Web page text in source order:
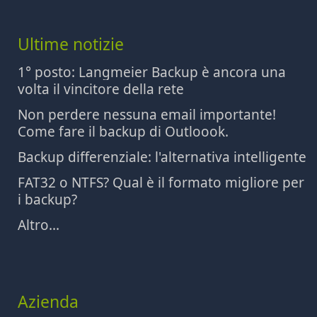
Ultime notizie
1° posto: Langmeier Backup è ancora una
volta il vincitore della rete
Non perdere nessuna email importante!
Come fare il backup di Outloook.
Backup differenziale: l'alternativa intelligente
FAT32 o NTFS? Qual è il formato migliore per
i backup?
Altro...
Azienda